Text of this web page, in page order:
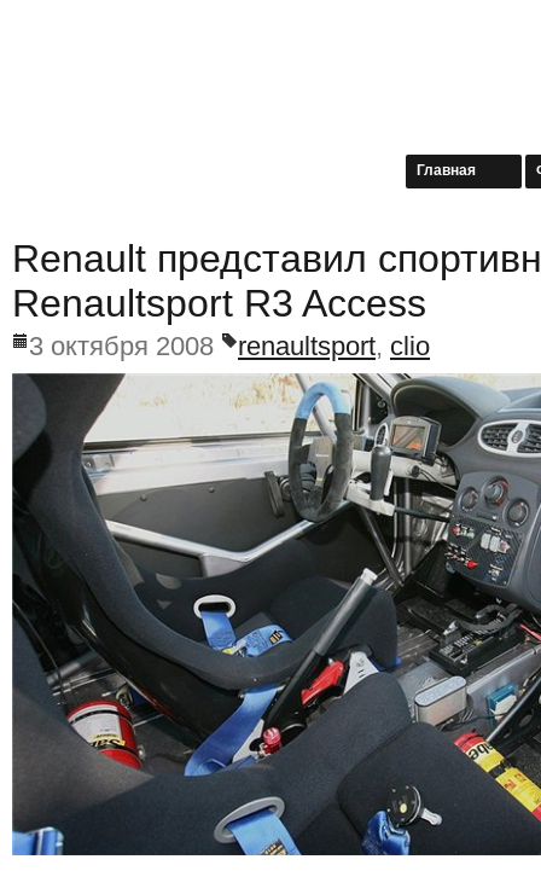
Главная
Renault представил
Renaultsport R3 Access
3 октября 2008 renaultsport, clio